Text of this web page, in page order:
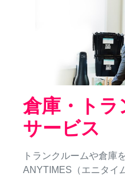
倉庫・トラ
サービス
トランクルームや倉庫
ANYTIMES（エニタイ